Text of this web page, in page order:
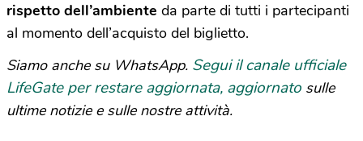
rispetto dell’ambiente da parte di tutti i partecipanti
al momento dell’acquisto del biglietto.
Siamo anche su WhatsApp. Segui il canale ufficiale
LifeGate per restare aggiornata, aggiornato sulle
ultime notizie e sulle nostre attività.